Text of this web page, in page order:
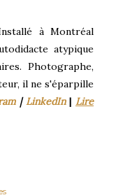
à Montréal
atypique
Photographe,
il ne s'éparpille
|LinkedIn| Lire